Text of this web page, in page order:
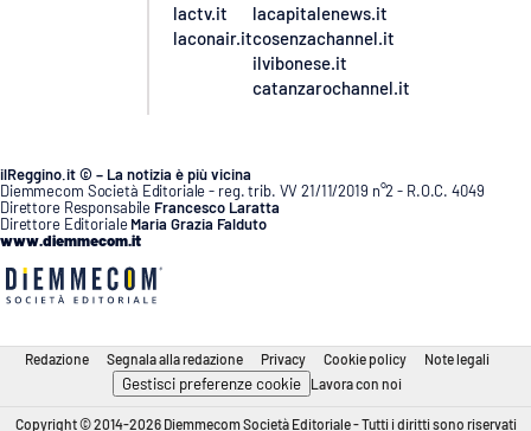
lactv.it
laconair.it
lacapitalenews.it
cosenzachannel.it
ilvibonese.it
catanzarochannel.it
ilReggino.it © – La notizia è più vicina
Diemmecom Società Editoriale - reg. trib. VV 21/11/2019 n°2 - R.O.C. 4049
Direttore Responsabile Francesco Laratta
Direttore Editoriale Maria Grazia Falduto
www.diemmecom.it
Redazione Segnala alla redazione Privacy Cookie policy Note legali
Gestisci preferenze cookie Lavora con noi
Copyright © 2014-2026 Diemmecom Società Editoriale - Tutti i diritti sono riservati